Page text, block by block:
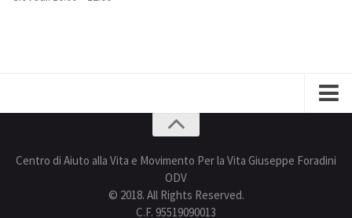
Centro di Aiuto alla Vita e Movimento Per la Vita Giuseppe Foradini
ODV
© 2018. All Rights Reserved.
C.F. 95519090013